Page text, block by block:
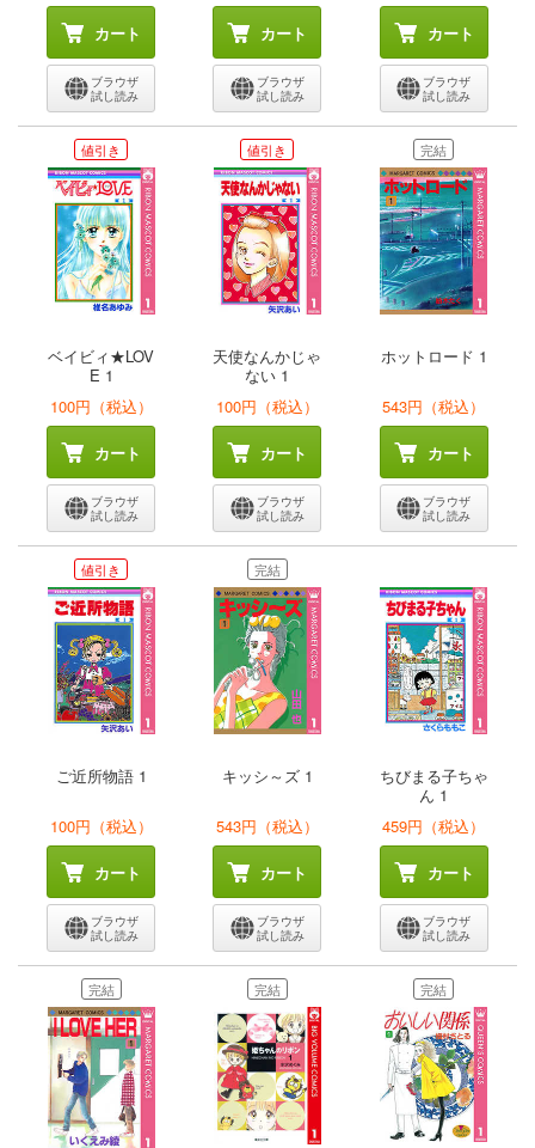
カート
ブラウザ
試し読み
カート
ブラウザ
試し読み
カート
ブラウザ
試し読み
値引き
ベイビィ★LOV
E 1
100円（税込）
カート
ブラウザ
試し読み
値引き
天使なんかじゃ
ない 1
100円（税込）
カート
ブラウザ
試し読み
完結
ホットロード 1
543円（税込）
カート
ブラウザ
試し読み
値引き
ご近所物語 1
100円（税込）
カート
ブラウザ
試し読み
完結
キッシ～ズ 1
543円（税込）
カート
ブラウザ
試し読み
ちびまる子ちゃ
ん 1
459円（税込）
カート
ブラウザ
試し読み
完結 完結 完結